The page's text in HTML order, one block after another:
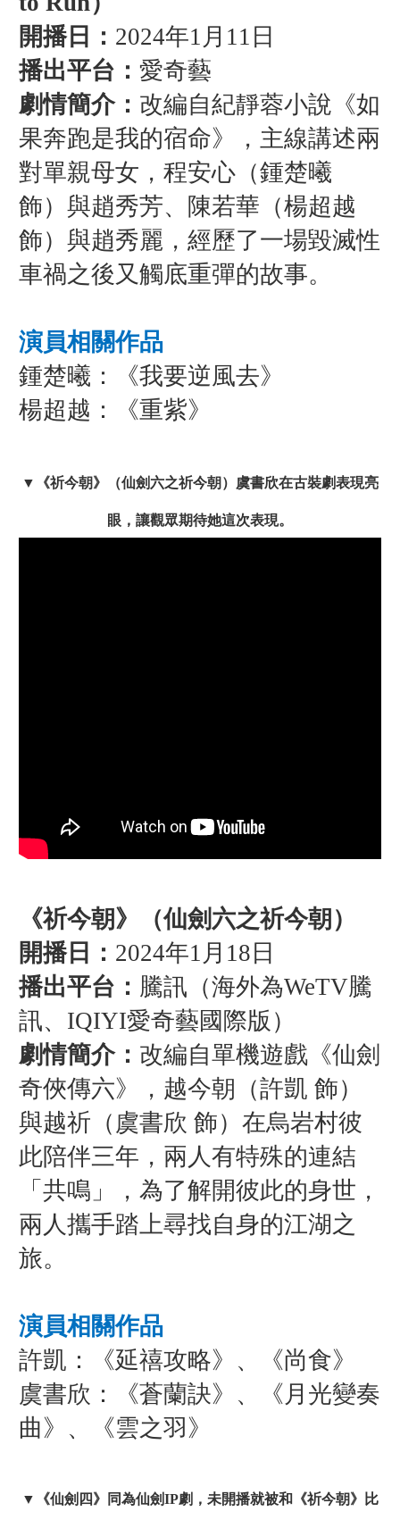
開播日： 2024年1月11日
播出平台： 愛奇藝
劇情簡介： 改編自紀靜蓉小說《如
果奔跑是我的宿命》，主線講述兩
對單親母女，程安心（鍾楚曦
飾）與趙秀芳、陳若華（楊超越
飾）與趙秀麗，經歷了一場毀滅性
車禍之後又觸底重彈的故事。
演員相關作品
鍾楚曦：《我要逆風去》
楊超越：《重紫》
▼ 《祈今朝》（仙劍六之祈今朝） 虞書欣在古裝劇表現亮
眼，讓觀眾期待她這次表現。
《祈今朝》（仙劍六之祈今朝）
開播日： 2024年1月18日
播出平台： 騰訊（海外為WeTV騰
訊、IQIYI愛奇藝國際版）
劇情簡介： 改編自單機遊戲《仙劍
奇俠傳六》，越今朝（許凱 飾）
與越祈（虞書欣 飾）在烏岩村彼
此陪伴三年，兩人有特殊的連結
「共鳴」，為了解開彼此的身世，
兩人攜手踏上尋找自身的江湖之
旅。
演員相關作品
許凱：《延禧攻略》、《尚食》
虞書欣：《蒼蘭訣》、《月光變奏
曲》、《雲之羽》
▼ 《仙劍四》 同為仙劍IP劇，未開播就被和《祈今朝》比